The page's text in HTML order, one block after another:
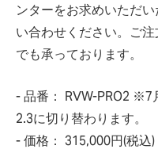
ンターをお求めいただ
い合わせください。ご注
でも承っております。
- 品番： RVW-PRO2
2.3に切り替わります。
- 価格： 315,000円(税込)